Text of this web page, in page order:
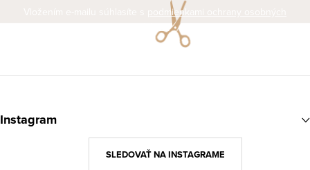
podmienkami ochrany osobných
údajov
áInstagram
SLEDOVAŤ NA INSTAGRAME